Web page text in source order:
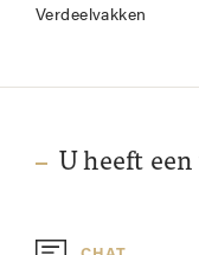
Verdeelvakken
U heeft